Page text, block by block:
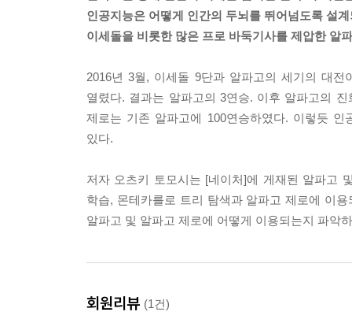
--- p.186
게임 AI에 강화 학습을 적용할 때의 장점은 지도
으로, 아무런 지식도 없는 상태에서 사람과 비슷
--- p.248
인공지능은 어떻게 인간의 두뇌를 뛰어넘도록 설
이세돌을 비롯한 많은 프로 바둑기사를 제압한 알
2016년 3월, 이세돌 9단과 알파고의 세기의 대
열렸다. 결과는 알파고의 3연승. 이후 알파고의
제로는 기존 알파고에 100연승하였다. 이렇듯
있다.
저자 오츠키 토모시는 [네이처]에 게재된 알파고
학습, 몬테카를로 트리 탐색과 알파고 제로에 이
알파고 및 알파고 제로에 어떻게 이용되는지 파악
회원리뷰 (1건)